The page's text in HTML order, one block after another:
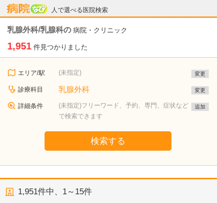
人で選べる医院検索
病院なび
乳腺外科/乳腺科の 病院・クリニック
1,951 件見つかりました
エリア/駅 (未指定) 変更
診療科目 乳腺外科 変更
詳細条件
(未指定)フリーワード、予約、専門、症状など
で検索できます
追加
検索する
1,951件中、 1～15件